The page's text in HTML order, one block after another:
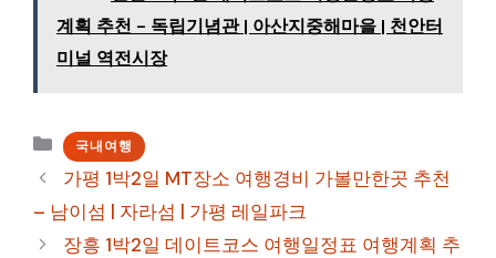
계획 추천 - 독립기념관 | 아산지중해마을 | 천안터
미널 역전시장
카
테
고
리
국내여행
가평 1박2일 MT장소 여행경비 가볼만한곳 추천
– 남이섬 | 자라섬 | 가평 레일파크
장흥 1박2일 데이트코스 여행일정표 여행계획 추